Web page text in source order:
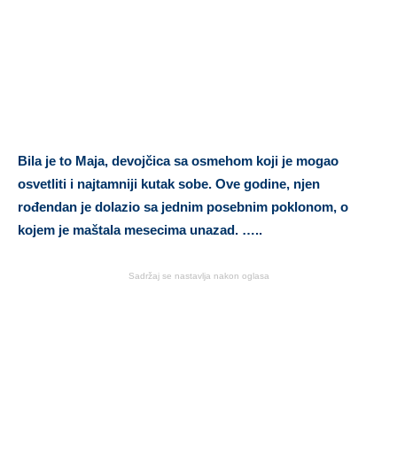
Bila je to Maja, devojčica sa osmehom koji je mogao
osvetliti i najtamniji kutak sobe. Ove godine, njen
rođendan je dolazio sa jednim posebnim poklonom, o
kojem je maštala mesecima unazad. …..
Sadržaj se nastavlja nakon oglasa